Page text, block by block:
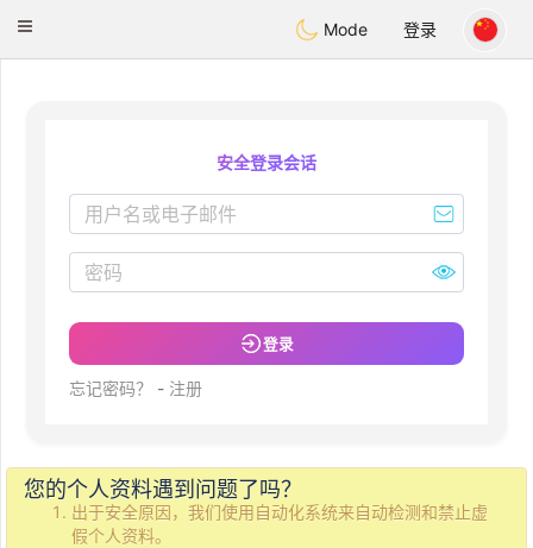
Dating
Toggle
Mode 登录
安全登录会话
登录
忘记密码？ - 注册
您的个人资料遇到问题了吗？
出于安全原因，我们使用自动化系统来自动检测和禁止虚
假个人资料。